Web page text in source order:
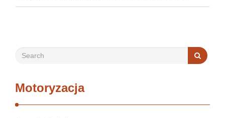
wskazówki, które sprawią, że nauka bezpieczeństwa
Motoryzacja